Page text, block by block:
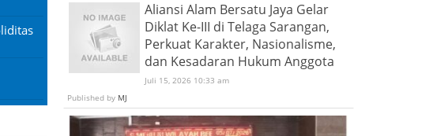
Aliansi Alam Bersatu Jaya Gelar
Diklat Ke-III di Telaga Sarangan,
Perkuat Karakter, Nasionalisme,
dan Kesadaran Hukum Anggota
Juli 15, 2026 10:33 am
Published by MJ